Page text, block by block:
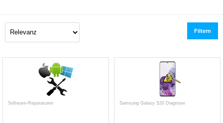
Filtern
Software-Reparaturen Samsung Galaxy S20 Diagnose